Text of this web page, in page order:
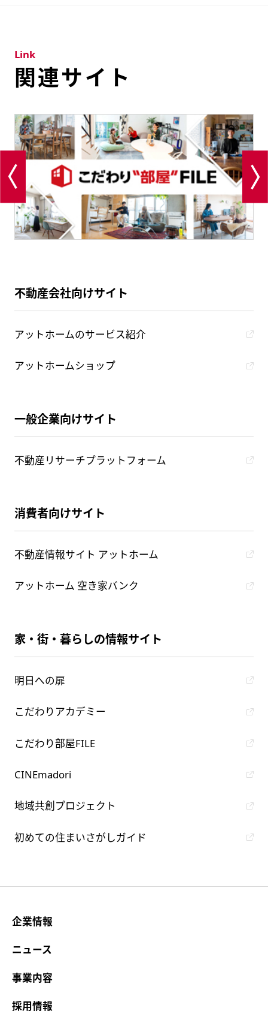
関連サイト
Link
不動産会社向けサイト
アットホームのサービス紹介
アットホームショップ
一般企業向けサイト
不動産リサーチプラットフォーム
消費者向けサイト
不動産情報サイト アットホーム
アットホーム 空き家バンク
家・街・暮らしの情報サイト
明日への扉
こだわりアカデミー
こだわり部屋FILE
CINEmadori
地域共創プロジェクト
初めての住まいさがしガイド
企業情報
ニュース
事業内容
採用情報